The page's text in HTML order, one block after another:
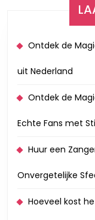
Ontdek de
uit Nederland
Ontdek de
Echte Fans met
Huur een
Onvergetelijke
Hoeveel kost